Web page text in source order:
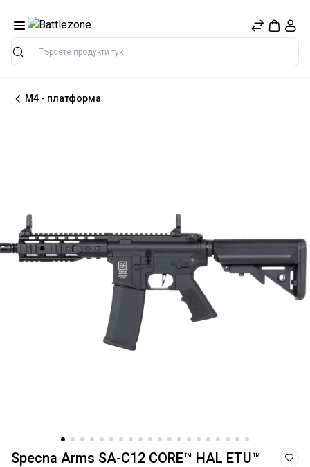
Търсене
M4 - платформа
Specna Arms SA-C12 CORE™ HAL ETU™